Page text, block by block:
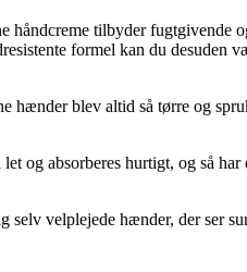
tilbyder fugtgivende
formel kan du desuden
blev altid så tørre og
og absorberes hurtigt, og så
velplejede hænder, der ser